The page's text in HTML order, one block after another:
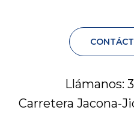
Llámanos:
Carretera Jacona-